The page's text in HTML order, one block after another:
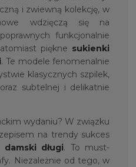
i zwiewną kolekcję, w
wdzięczą się na
funkcjonalnie
piękne sukienki
. Te modele fenomenalnie
klasycznych szpilek,
subtelnej i delikatnie
wydaniu? W związku
na trendy sukces
długi. To must-
Niezależnie od tego, w